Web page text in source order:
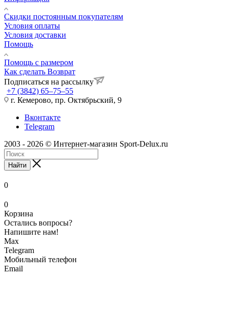
Скидки постоянным покупателям
Условия оплаты
Условия доставки
Помощь
Помощь с размером
Как сделать Возврат
Подписаться на рассылку
+7 (3842) 65–75–55
г. Кемерово, пр. Октябрьский, 9
Вконтакте
Telegram
2003 - 2026 © Интернет-магазин Sport-Delux.ru
Найти
0
0
Корзина
Остались вопросы?
Напишите нам!
Max
Telegram
Мобильный телефон
Email